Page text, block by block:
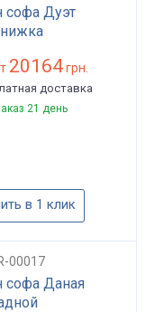
софа Дуэт
20164грн.
доставка
21 день
в 1 клик
00017
софа Даная